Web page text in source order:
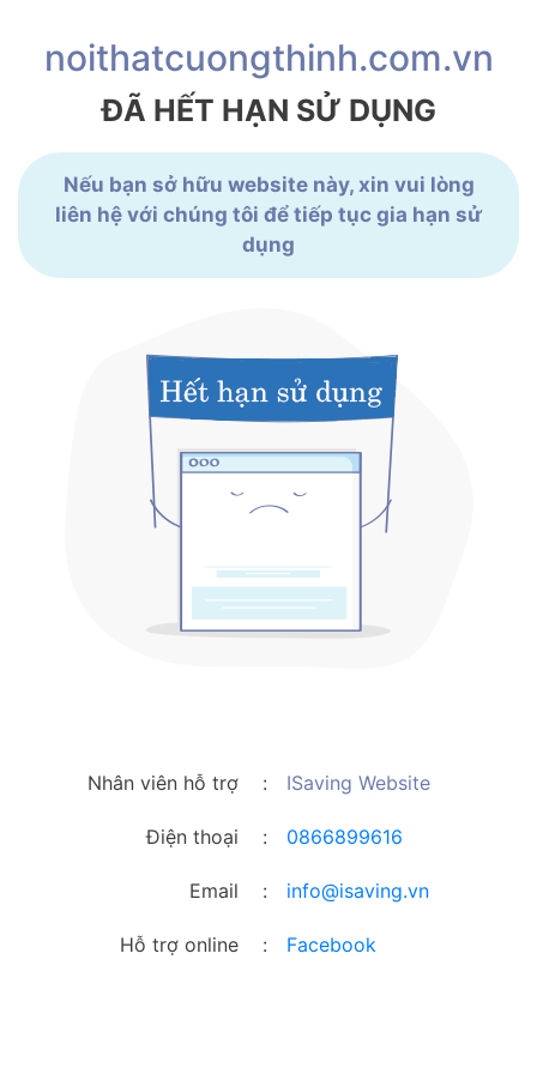
noithatcuongthinh.com.vn
ĐÃ HẾT HẠN SỬ DỤNG
Nếu bạn sở hữu website này, xin vui lòng
liên hệ với chúng tôi để tiếp tục gia hạn sử
dụng
Nhân viên hỗ trợ : ISaving Website
Điện thoại : 0866899616
Email : info@isaving.vn
Hỗ trợ online : Facebook